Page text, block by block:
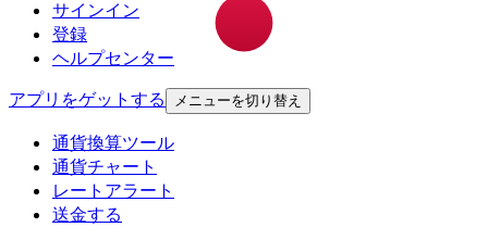
サインイン
登録
ヘルプセンター
アプリをゲットする
メニューを切り替え
通貨換算ツール
通貨チャート
レートアラート
送金する